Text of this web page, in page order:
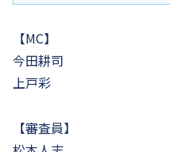
【MC】
今田耕司
上戸彩
【審査員】